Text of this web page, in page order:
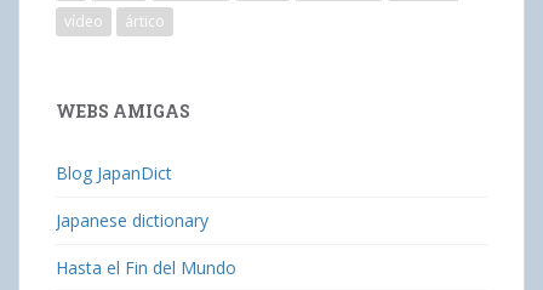
vídeo
ártico
WEBS AMIGAS
Blog JapanDict
Japanese dictionary
Hasta el Fin del Mundo